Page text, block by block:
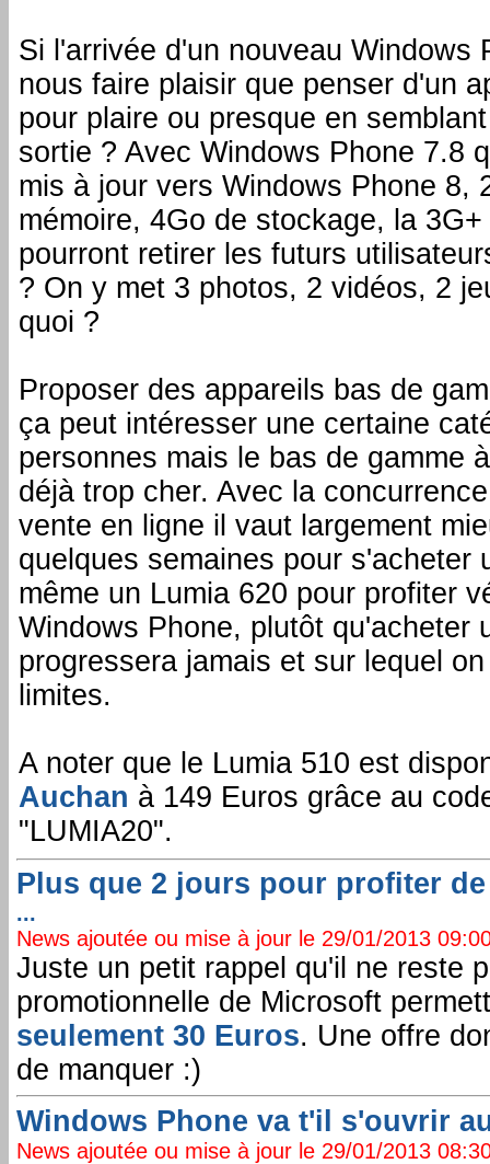
Si l'arrivée d'un nouveau Windows
nous faire plaisir que penser d'un
pour plaire ou presque en
sortie ? Avec Windows Phone 7.8
mis à jour vers Windows Phone 8,
mémoire, 4Go de stockage, la
pourront retirer les futurs
? On y met 3 photos, 2 vidéos, 2
quoi ?
Proposer des appareils bas de
ça peut intéresser une certaine
personnes mais le bas de gamme
déjà trop cher. Avec la
vente en ligne il vaut largement
quelques semaines pour s'acheter
même un Lumia 620 pour profiter
Windows Phone, plutôt qu'acheter
progressera jamais et sur lequel
limites.
A noter que le Lumia 510 est
Auchan à 149 Euros grâce au
"LUMIA20".
Plus que 2 jours pour profiter
...
News ajoutée ou mise à jour le 29/01/2013
Juste un petit rappel qu'il ne reste
promotionnelle de Microsoft
seulement 30 Euros. Une offre
de manquer :)
Windows Phone va t'il s'ouvrir
News ajoutée ou mise à jour le 29/01/2013